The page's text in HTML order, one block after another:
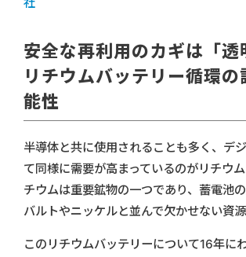
安全な再利用のカギは「透
リチウムバッテリー循環の
能性
半導体と共に使用されることも多く、デ
て同様に需要が高まっているのがリチウ
チウムは重要鉱物の一つであり、蓄電池
バルトやニッケルと並んで欠かせない資源
このリチウムバッテリーについて16年に